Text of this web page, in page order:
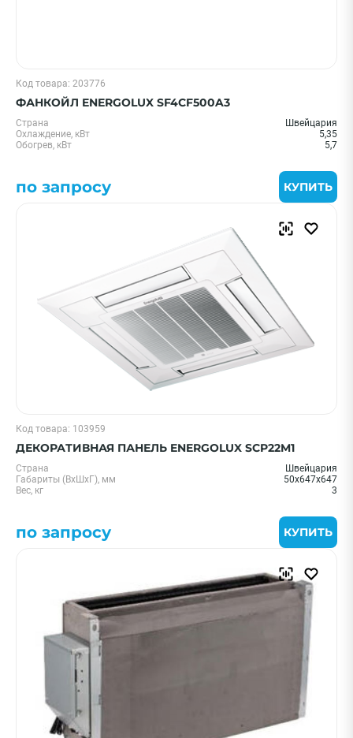
Код товара: 203776
ФАНКОЙЛ ENERGOLUX SF4CF500A3
Страна
Швейцария
Охлаждение, кВт
5,35
Обогрев, кВт
5,7
по запросу КУПИТЬ
Код товара: 103959
ДЕКОРАТИВНАЯ ПАНЕЛЬ ENERGOLUX SCP22M1
Страна
Швейцария
Габариты (ВxШxГ), мм
50х647х647
Вес, кг
3
по запросу КУПИТЬ